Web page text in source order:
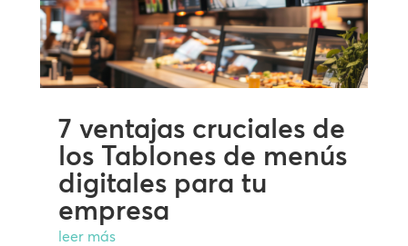
7 ventajas cruciales de
los Tablones de menús
digitales para tu
empresa
leer más